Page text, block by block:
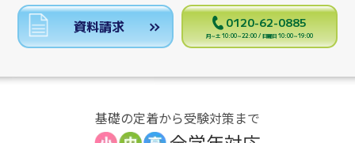
資料請求 0120-62-0885
月～土 10:00～22:00 / 日曜日 10:00～19:00
基礎の定着から受験対策まで